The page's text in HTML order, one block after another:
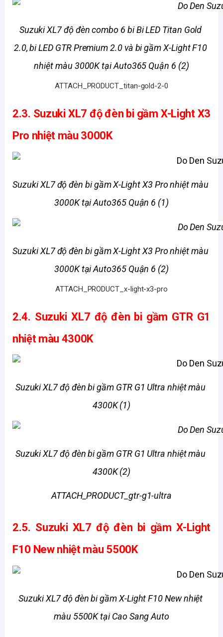
Suzuki XL7 độ đèn combo 6 bi Bi LED Titan Gold
2.0, bi LED GTR Premium 2.0 và bi gầm X-Light F10
nhiệt màu 3000K tại Auto365 Quận 6 (2)
ATTACH_PRODUCT_titan-gold-2-0
2.3. Suzuki XL7 độ đèn bi gầm X-Light X3
Pro nhiệt màu 3000K
Suzuki XL7 độ đèn bi gầm X-Light X3 Pro nhiệt màu
3000K tại Auto365 Quận 6 (1)
Suzuki XL7 độ đèn bi gầm X-Light X3 Pro nhiệt màu
3000K tại Auto365 Quận 6 (2)
ATTACH_PRODUCT_x-light-x3-pro
2.4. Suzuki XL7 độ đèn bi gầm GTR G1
nhiệt màu 4300K
Suzuki XL7 độ đèn bi gầm GTR G1 Ultra nhiệt màu
4300K (1)
Suzuki XL7 độ đèn bi gầm GTR G1 Ultra nhiệt màu
4300K (2)
ATTACH_PRODUCT_gtr-g1-ultra
2.5. Suzuki XL7 độ đèn bi gầm X-Light
F10 New nhiệt màu 5500K
Suzuki XL7 độ đèn bi gầm X-Light F10 New nhiệt
màu 5500K tại Cao Sang Auto